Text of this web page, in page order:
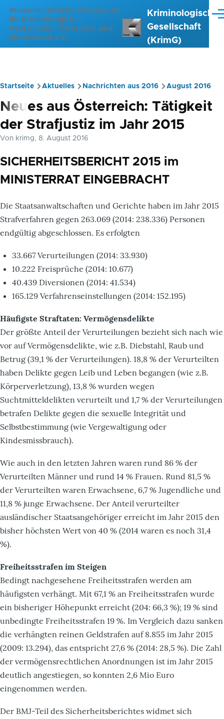
Direkt zum Inhalt
Wissenschaftliche Vereinigung
für Kriminologie in
Deutschland, Österreich und
der Schweiz e.V.
Kriminologische
Gesellschaft
(KrimG)
Pfadnavigation
Startseite Aktuelles Nachrichten aus 2016 August 2016
Neues aus Österreich: Tätigkeit
der Strafjustiz im Jahr 2015
Von krimg, 8. August 2016
SICHERHEITSBERICHT 2015 im
MINISTERRAT EINGEBRACHT
Die Staatsanwaltschaften und Gerichte haben im Jahr 2015
Strafverfahren gegen 263.069 (2014: 238.336) Personen
endgültig abgeschlossen. Es erfolgten
33.667 Verurteilungen (2014: 33.930)
10.222 Freisprüche (2014: 10.677)
40.439 Diversionen (2014: 41.534)
165.129 Verfahrenseinstellungen (2014: 152.195)
Häufigste Straftaten: Vermögensdelikte
Der größte Anteil der Verurteilungen bezieht sich nach wie
vor auf Vermögensdelikte, wie z.B. Diebstahl, Raub und
Betrug (39,1 % der Verurteilungen). 18,8 % der Verurteilten
haben Delikte gegen Leib und Leben begangen (wie z.B.
Körperverletzung), 13,8 % wurden wegen
Suchtmitteldelikten verurteilt und 1,7 % der Verurteilungen
betrafen Delikte gegen die sexuelle Integrität und
Selbstbestimmung (wie Vergewaltigung oder
Kindesmissbrauch).
Wie auch in den letzten Jahren waren rund 86 % der
Verurteilten Männer und rund 14 % Frauen. Rund 81,5 %
der Verurteilten waren Erwachsene, 6,7 % Jugendliche und
11,8 % junge Erwachsene. Der Anteil verurteilter
ausländischer Staatsangehöriger erreicht im Jahr 2015 den
bisher höchsten Wert von 40 % (2014 waren es noch 31,4
%).
Freiheitsstrafen im Steigen
Bedingt nachgesehene Freiheitsstrafen werden am
häufigsten verhängt. Mit 67,1 % an Freiheitsstrafen wurde
ein bisheriger Höhepunkt erreicht (204: 66,3 %); 19 % sind
unbedingte Freiheitsstrafen 19 %. Im Vergleich dazu sanken
die verhängten reinen Geldstrafen auf 8.855 im Jahr 2015
(2009: 13.294), das entspricht 27,6 % (2014: 28,5 %). Die Zahl
der vermögensrechtlichen Anordnungen ist im Jahr 2015
deutlich angestiegen, so konnten 2,6 Mio Euro
eingenommen werden.
Der BMJ-Teil des Sicherheitsberichtes widmet sich